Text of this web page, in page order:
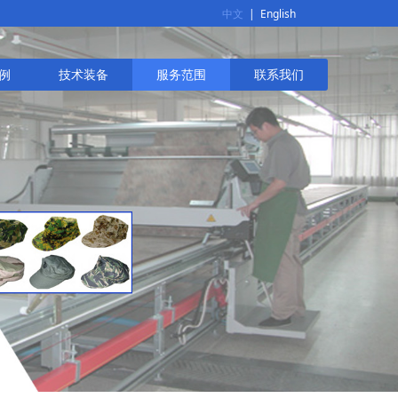
技术装备 服务范围 联系我们
中文 | English